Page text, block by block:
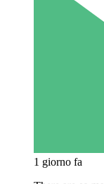
1 giorno fa